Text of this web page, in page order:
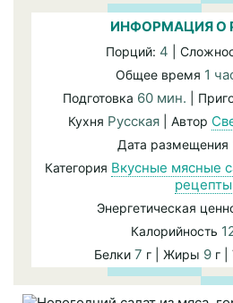
ИНФОРМАЦИЯ О
Порций: 4 |
Общее время 1
Подготовка 60 мин. |
Кухня Русская | Автор
Дата размещения
Категория Вкусные мясные
рецепты
Энергетическая
Калорийность
Белки 7 г | Жиры 9 г |